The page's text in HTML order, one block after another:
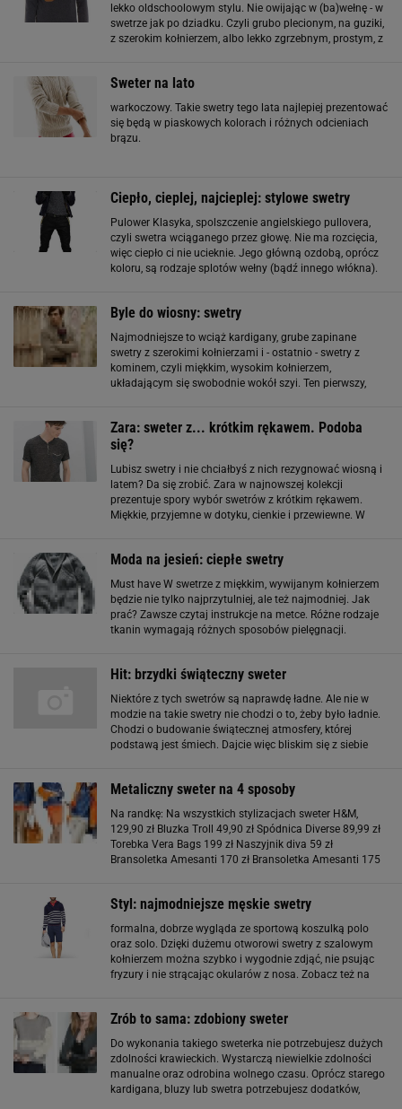
lekko oldschoolowym stylu. Nie owijając w (ba)wełnę - w
swetrze jak po dziadku. Czyli grubo plecionym, na guziki,
z szerokim kołnierzem, albo lekko zgrzebnym, prostym, z
Sweter na lato
warkoczowy. Takie swetry tego lata najlepiej prezentować
się będą w piaskowych kolorach i różnych odcieniach
brązu.
Ciepło, cieplej, najcieplej: stylowe swetry
Pulower Klasyka, spolszczenie angielskiego pullovera,
czyli swetra wciąganego przez głowę. Nie ma rozcięcia,
więc ciepło ci nie ucieknie. Jego główną ozdobą, oprócz
koloru, są rodzaje splotów wełny (bądź innego włókna).
Byle do wiosny: swetry
Najmodniejsze to wciąż kardigany, grube zapinane
swetry z szerokimi kołnierzami i - ostatnio - swetry z
kominem, czyli miękkim, wysokim kołnierzem,
układającym się swobodnie wokół szyi. Ten pierwszy,
Zara: sweter z... krótkim rękawem. Podoba
się?
Lubisz swetry i nie chciałbyś z nich rezygnować wiosną i
latem? Da się zrobić. Zara w najnowszej kolekcji
prezentuje spory wybór swetrów z krótkim rękawem.
Miękkie, przyjemne w dotyku, cienkie i przewiewne. W
Moda na jesień: ciepłe swetry
Must have W swetrze z miękkim, wywijanym kołnierzem
będzie nie tylko najprzytulniej, ale też najmodniej. Jak
prać? Zawsze czytaj instrukcje na metce. Różne rodzaje
tkanin wymagają różnych sposobów pielęgnacji.
Hit: brzydki świąteczny sweter
Niektóre z tych swetrów są naprawdę ładne. Ale nie w
modzie na takie swetry nie chodzi o to, żeby było ładnie.
Chodzi o budowanie świątecznej atmosfery, której
podstawą jest śmiech. Dajcie więc bliskim się z siebie
Metaliczny sweter na 4 sposoby
Na randkę: Na wszystkich stylizacjach sweter H&M,
129,90 zł Bluzka Troll 49,90 zł Spódnica Diverse 89,99 zł
Torebka Vera Bags 199 zł Naszyjnik diva 59 zł
Bransoletka Amesanti 170 zł Bransoletka Amesanti 175
Styl: najmodniejsze męskie swetry
formalna, dobrze wygląda ze sportową koszulką polo
oraz solo. Dzięki dużemu otworowi swetry z szalowym
kołnierzem można szybko i wygodnie zdjąć, nie psując
fryzury i nie strącając okularów z nosa. Zobacz też na
Zrób to sama: zdobiony sweter
Do wykonania takiego sweterka nie potrzebujesz dużych
zdolności krawieckich. Wystarczą niewielkie zdolności
manualne oraz odrobina wolnego czasu. Oprócz starego
kardigana, bluzy lub swetra potrzebujesz dodatków,